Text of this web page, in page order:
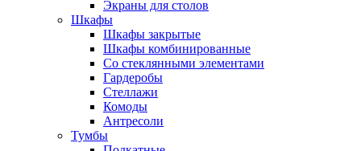
Экраны для столов
Шкафы
Шкафы закрытые
Шкафы комбинированные
Со стеклянными элементами
Гардеробы
Стеллажи
Комоды
Антресоли
Тумбы